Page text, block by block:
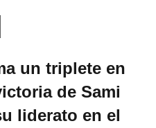
un triplete en
de Sami
liderato en el